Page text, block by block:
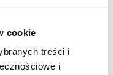
cookie
treści i
i
oferty